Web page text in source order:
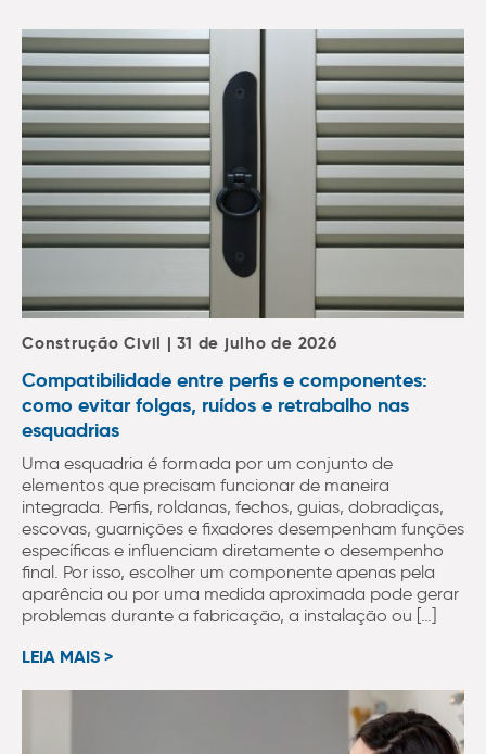
Construção Civil | 31 de julho de 2026
Compatibilidade entre perfis e componentes:
como evitar folgas, ruídos e retrabalho nas
esquadrias
Uma esquadria é formada por um conjunto de
elementos que precisam funcionar de maneira
integrada. Perfis, roldanas, fechos, guias, dobradiças,
escovas, guarnições e fixadores desempenham funções
específicas e influenciam diretamente o desempenho
final. Por isso, escolher um componente apenas pela
aparência ou por uma medida aproximada pode gerar
problemas durante a fabricação, a instalação ou […]
LEIA MAIS >